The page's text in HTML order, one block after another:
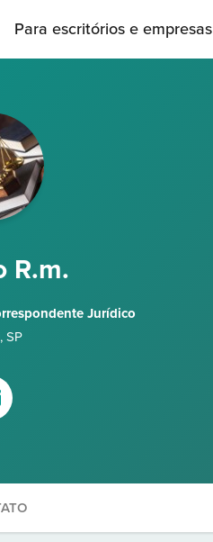
Para escritórios e empresas
R.m.
Jurídico
, SP